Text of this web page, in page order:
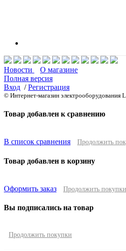
Новости
О магазине
Полная версия
Вход /Регистрация
© Интернет-магазин электрооборудования
Товар добавлен к сравнению
В список сравнения Продолжить
Товар добавлен в корзину
Оформить заказ Продолжить покупки
Вы подписались на товар
Продолжить покупки